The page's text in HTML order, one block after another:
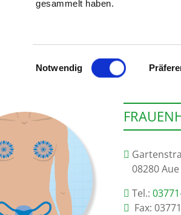
gesammelt haben.
Einwilligungsauswahl
Notwendig
08280 Aue
Tel.:
Fax: